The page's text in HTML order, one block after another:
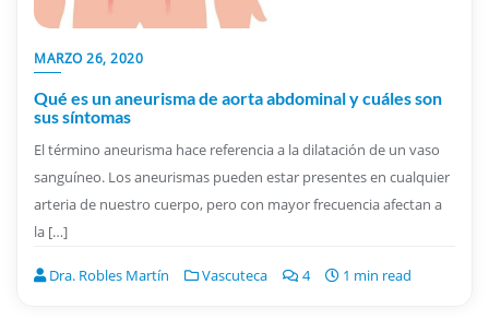
MARZO 26, 2020
Qué es un aneurisma de aorta abdominal y cuáles son
sus síntomas
El término aneurisma hace referencia a la dilatación de un vaso
sanguíneo. Los aneurismas pueden estar presentes en cualquier
arteria de nuestro cuerpo, pero con mayor frecuencia afectan a
la […]
Dra. Robles Martín Vascuteca 4 1 min read